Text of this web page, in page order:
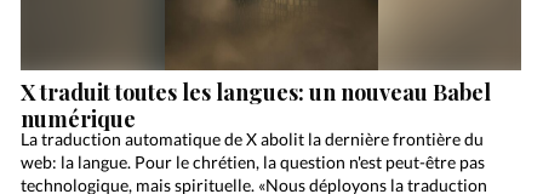
X traduit toutes les langues: un nouveau Babel
numérique
La traduction automatique de X abolit la dernière frontière du
web: la langue. Pour le chrétien, la question n'est peut-être pas
technologique, mais spirituelle. «Nous déployons la traduction